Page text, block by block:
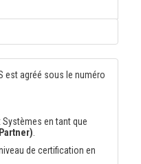
est agréé sous le numéro
en tant que
de certification en